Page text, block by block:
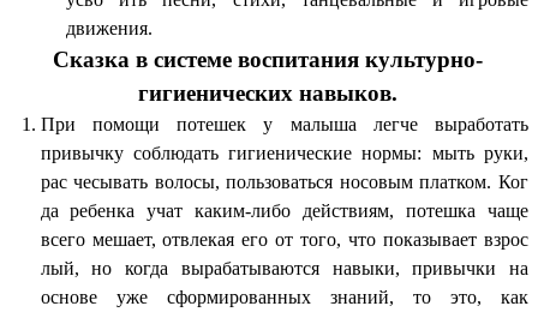
движения.
Сказка в системе воспитания культурно-
гигиенических навыков.
При помощи потешек у малыша легче выработать
привычку соблюдать гигиенические нормы: мыть руки,
рас чесывать волосы, пользоваться носовым платком. Ког
да ребенка учат каким-либо действиям, потешка чаще
всего мешает, отвлекая его от того, что показывает взрос
лый, но когда вырабатываются навыки, привычки на
основе уже сформированных знаний, то это, как